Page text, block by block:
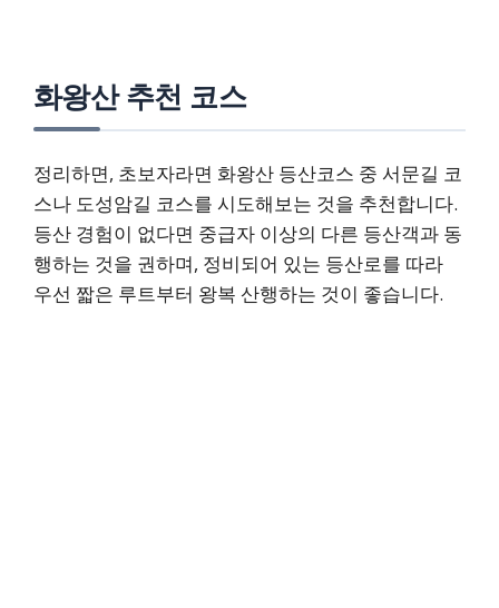
화왕산 추천 코스
정리하면, 초보자라면 화왕산 등산코스 중 서문길 코
스나 도성암길 코스를 시도해보는 것을 추천합니다.
등산 경험이 없다면 중급자 이상의 다른 등산객과 동
행하는 것을 권하며, 정비되어 있는 등산로를 따라
우선 짧은 루트부터 왕복 산행하는 것이 좋습니다.